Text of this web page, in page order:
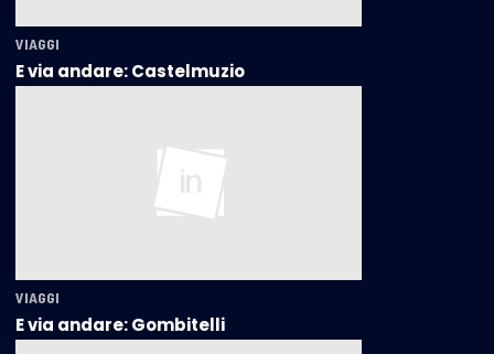
VIAGGI
E via andare: Castelmuzio
VIAGGI
E via andare: Gombitelli